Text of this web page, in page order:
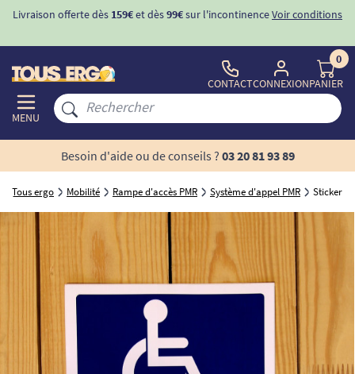
Livraison offerte dès 159€et dès99€sur l'incontinenceVoir conditions
MENU
CONTACTCONNEXION
0
PANIER
Besoin d'aide ou de conseils ? 03 20 81 93 89
Tous ergo Mobilité Rampe d'accès PMR Système d'appel PMR Sticker